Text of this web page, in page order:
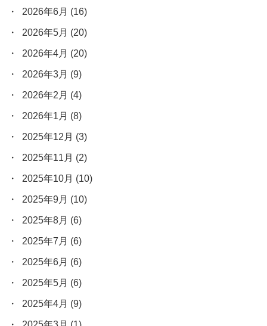
2026年6月 (16)
2026年5月 (20)
2026年4月 (20)
2026年3月 (9)
2026年2月 (4)
2026年1月 (8)
2025年12月 (3)
2025年11月 (2)
2025年10月 (10)
2025年9月 (10)
2025年8月 (6)
2025年7月 (6)
2025年6月 (6)
2025年5月 (6)
2025年4月 (9)